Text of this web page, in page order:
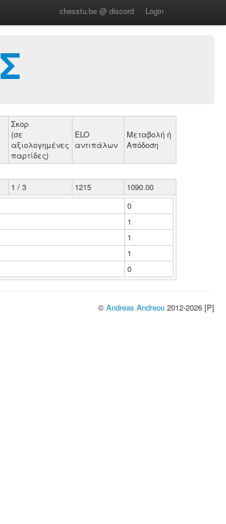
chesstu.be @ discord Login
Σκορ
(σε
αξιολογημένες
παρτίδες)
ELO
αντιπάλων
Μεταβολή ή
Απόδοση
1 / 3 1215
1090.00
0
1
1
1
0
© Andreas Andreou 2012-2026 [P]